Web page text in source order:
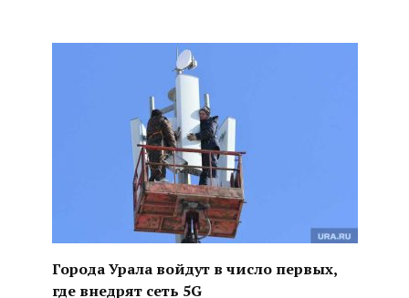
Города Урала войдут в число первых,
где внедрят сеть 5G